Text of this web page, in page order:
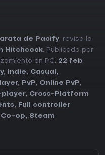
de Pacify, revisa lo
Hitchcock. Publicado por
en PC: 22 feb
, Indie, Casual ,
, PvP, Online PvP,
player, Cross-Platform
,
Full controller
Co-op, Steam